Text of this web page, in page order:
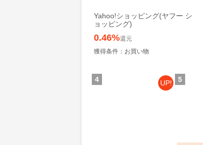
Yahoo!ショッピング(ヤフー シ
ョッピング)
0.46%還元
獲得条件：お買い物
4 UP! 5